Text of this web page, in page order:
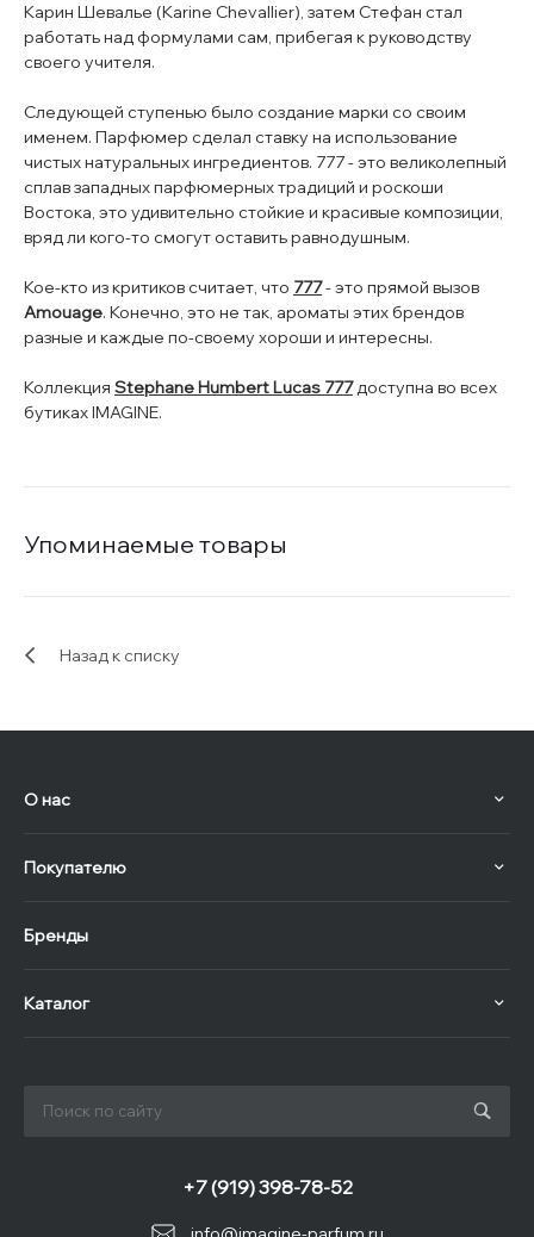
Карин Шевалье (Karine Chevallier), затем Стефан стал
работать над формулами сам, прибегая к руководству
своего учителя.
Следующей ступенью было создание марки со своим
именем. Парфюмер сделал ставку на использование
чистых натуральных ингредиентов. 777 - это великолепный
сплав западных парфюмерных традиций и роскоши
Востока, это удивительно стойкие и красивые композиции,
вряд ли кого-то смогут оставить равнодушным.
Кое-кто из критиков считает, что 777- это прямой вызов
Amouage. Конечно, это не так, ароматы этих брендов
разные и каждые по-своему хороши и интересны.
Коллекция Stephane Humbert Lucas 777доступна во всех
бутиках IMAGINE.
Упоминаемые товары
Назад к списку
О нас
Покупателю
Бренды
Каталог
+7 (919) 398-78-52